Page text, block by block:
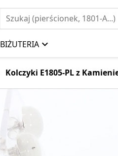
BIŻUTERIA
Kolczyki E1805-PL z